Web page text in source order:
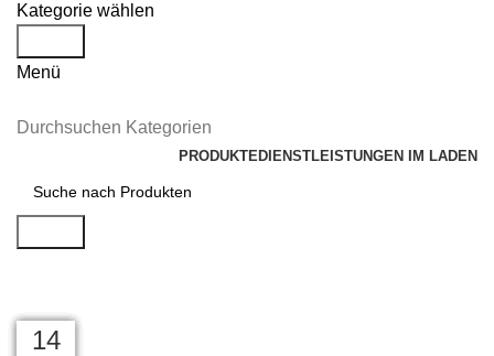
Kategorie wählen
Menü
Durchsuchen Kategorien
PRODUKTEDIENSTLEISTUNGEN IM LADEN
27
27
27
27
26
26
14